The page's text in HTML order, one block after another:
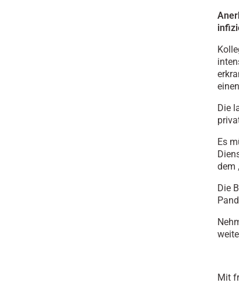
Die
Es
dem
Die
Mit